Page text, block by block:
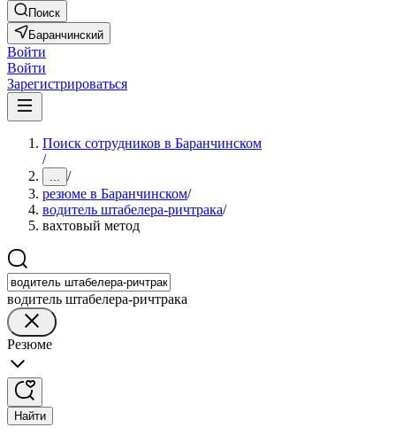
Поиск
Баранчинский
Войти
Войти
Зарегистрироваться
Поиск сотрудников в Баранчинском
/
... /
резюме в Баранчинском/
водитель штабелера-ричтрака/
вахтовый метод
водитель штабелера-ричтрака
Резюме
Найти